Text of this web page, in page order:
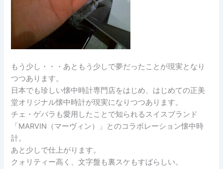
もう少し・・・あともう少しで夢だったことが現実となり
つつあります。
日本でも珍しい懐中時計専門店をはじめ、はじめての正美
堂オリジナル懐中時計が現実になりつつあります。
チェ・ゲバラも愛用したことで知られるスイスブランド
「MARVIN（マーヴィン）」とのコラボレーション懐中時
計。
あと少しで仕上がります。
クォリティー高く、文字盤も裏スケもすばらしい。